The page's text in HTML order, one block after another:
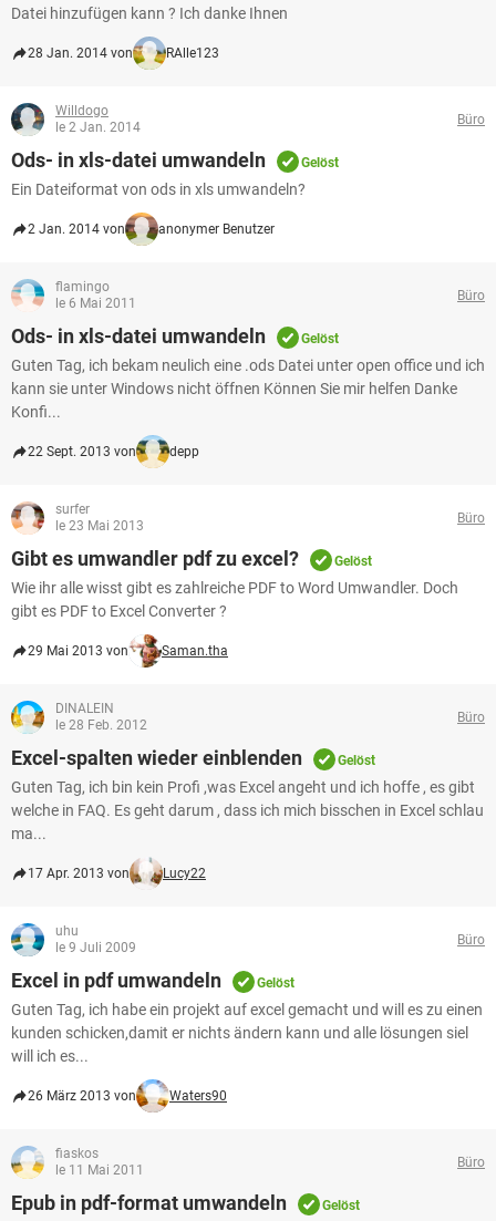
Datei hinzufügen kann ? Ich danke Ihnen
28 Jan. 2014 von RAlle123
Willdogo
le 2 Jan. 2014
Büro
Ods- in xls-datei umwandeln Gelöst
Ein Dateiformat von ods in xls umwandeln?
2 Jan. 2014 von anonymer Benutzer
flamingo
le 6 Mai 2011
Büro
Ods- in xls-datei umwandeln Gelöst
Guten Tag, ich bekam neulich eine .ods Datei unter open office und ich
kann sie unter Windows nicht öffnen Können Sie mir helfen Danke
Konfi...
22 Sept. 2013 von depp
surfer
le 23 Mai 2013
Büro
Gibt es umwandler pdf zu excel? Gelöst
Wie ihr alle wisst gibt es zahlreiche PDF to Word Umwandler. Doch
gibt es PDF to Excel Converter ?
29 Mai 2013 von Saman.tha
DINALEIN
le 28 Feb. 2012
Büro
Excel-spalten wieder einblenden Gelöst
Guten Tag, ich bin kein Profi ,was Excel angeht und ich hoffe , es gibt
welche in FAQ. Es geht darum , dass ich mich bisschen in Excel schlau
ma...
17 Apr. 2013 von Lucy22
uhu
le 9 Juli 2009
Büro
Excel in pdf umwandeln Gelöst
Guten Tag, ich habe ein projekt auf excel gemacht und will es zu einen
kunden schicken,damit er nichts ändern kann und alle lösungen siel
will ich es...
26 März 2013 von Waters90
fiaskos
le 11 Mai 2011
Büro
Epub in pdf-format umwandeln Gelöst